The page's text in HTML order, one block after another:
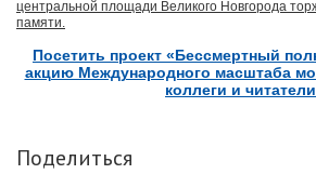
центральной площади Великого Новгорода
памяти.
Посетить проект «Бессмертный
акцию Международного масштаба
коллеги и
Поделиться